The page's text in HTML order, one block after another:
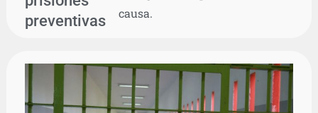
preventivas
causa.